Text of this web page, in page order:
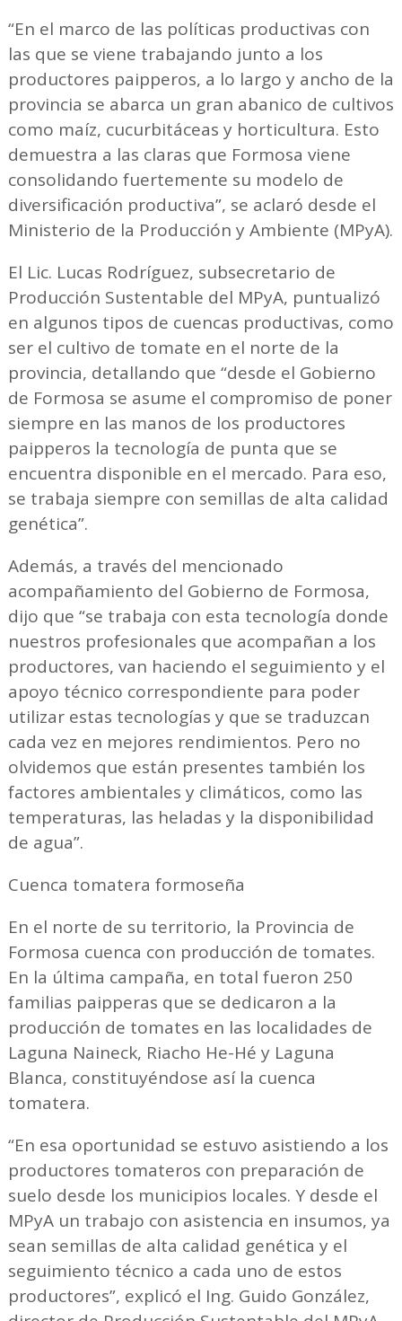
“En el marco de las políticas productivas con
las que se viene trabajando junto a los
productores paipperos, a lo largo y ancho de la
provincia se abarca un gran abanico de cultivos
como maíz, cucurbitáceas y horticultura. Esto
demuestra a las claras que Formosa viene
consolidando fuertemente su modelo de
diversificación productiva”, se aclaró desde el
Ministerio de la Producción y Ambiente (MPyA).
El Lic. Lucas Rodríguez, subsecretario de
Producción Sustentable del MPyA, puntualizó
en algunos tipos de cuencas productivas, como
ser el cultivo de tomate en el norte de la
provincia, detallando que “desde el Gobierno
de Formosa se asume el compromiso de poner
siempre en las manos de los productores
paipperos la tecnología de punta que se
encuentra disponible en el mercado. Para eso,
se trabaja siempre con semillas de alta calidad
genética”.
Además, a través del mencionado
acompañamiento del Gobierno de Formosa,
dijo que “se trabaja con esta tecnología donde
nuestros profesionales que acompañan a los
productores, van haciendo el seguimiento y el
apoyo técnico correspondiente para poder
utilizar estas tecnologías y que se traduzcan
cada vez en mejores rendimientos. Pero no
olvidemos que están presentes también los
factores ambientales y climáticos, como las
temperaturas, las heladas y la disponibilidad
de agua”.
Cuenca tomatera formoseña
En el norte de su territorio, la Provincia de
Formosa cuenca con producción de tomates.
En la última campaña, en total fueron 250
familias paipperas que se dedicaron a la
producción de tomates en las localidades de
Laguna Naineck, Riacho He-Hé y Laguna
Blanca, constituyéndose así la cuenca
tomatera.
“En esa oportunidad se estuvo asistiendo a los
productores tomateros con preparación de
suelo desde los municipios locales. Y desde el
MPyA un trabajo con asistencia en insumos, ya
sean semillas de alta calidad genética y el
seguimiento técnico a cada uno de estos
productores”, explicó el Ing. Guido González,